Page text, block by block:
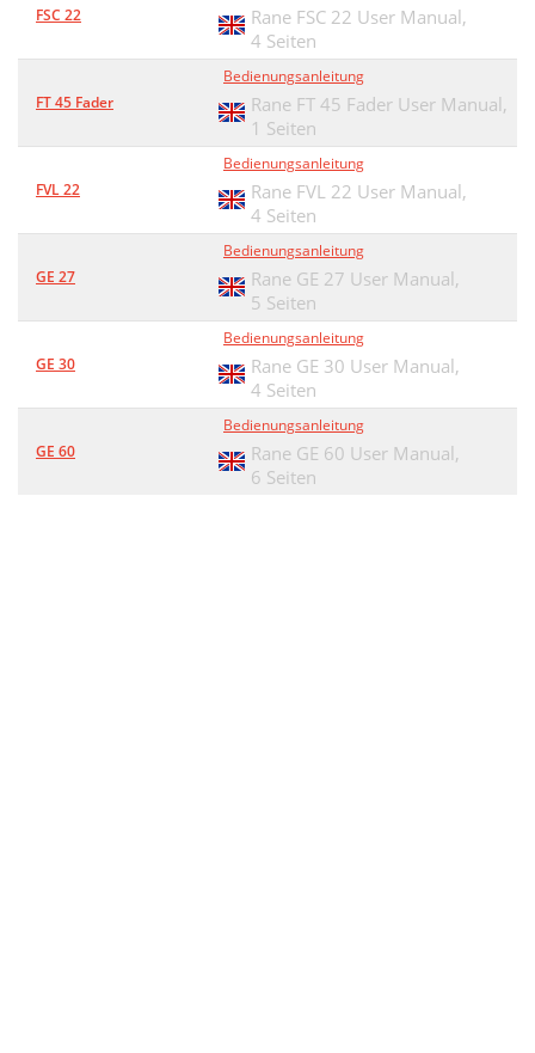
FSC 22
Rane FSC 22 User Manual,
4 Seiten
FT 45 Fader
Bedienungsanleitung
Rane FT 45 Fader User Manual,
1 Seiten
FVL 22
Bedienungsanleitung
Rane FVL 22 User Manual,
4 Seiten
GE 27
Bedienungsanleitung
Rane GE 27 User Manual,
5 Seiten
GE 30
Bedienungsanleitung
Rane GE 30 User Manual,
4 Seiten
GE 60
Bedienungsanleitung
Rane GE 60 User Manual,
6 Seiten